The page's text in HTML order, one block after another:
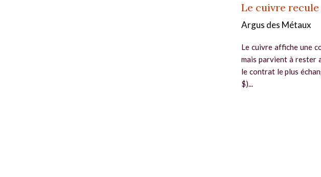
Le cuivre
Argus des Métaux
Le cuivre affiche une
mais parvient à rester
le contrat le plus
$)...